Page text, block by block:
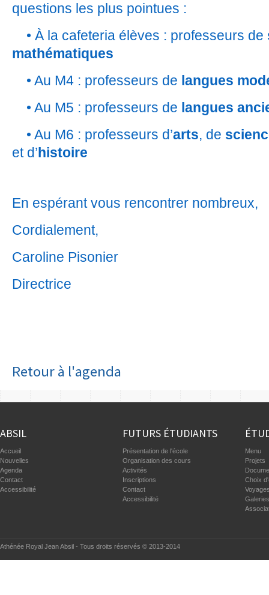
questions les plus pointues :
• À la cafeteria élèves : professeurs de
mathématiques
• Au M4 : professeurs de langues
• Au M5 : professeurs de langues
• Au M6 : professeurs d’arts, de
et d’histoire
En espérant vous rencontrer nombreux,
Cordialement,
Caroline Pisonier
Directrice
Retour à l'agenda
ABSIL
Accueil
Nouvelles
Agenda
Contact
Accessibilité
FUTURS ÉTUDIANTS
Présentation de l'école
Organisation des cours
Activités
Inscriptions
Contact
Accessibilité
Menu
Projets
Choix
Athénée Royal Jean Absil - Tous droits réservés © 2013-2014